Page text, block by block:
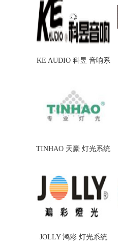
KE AUDIO 科昱 音响系
TINHAO 天豪 灯光系统
JOLLY 鸿彩 灯光系统